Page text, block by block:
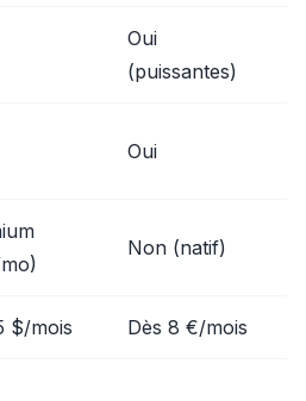
Oui
(puissantes)
Oui
Non (natif)
$/mois Dès 8 €/mois